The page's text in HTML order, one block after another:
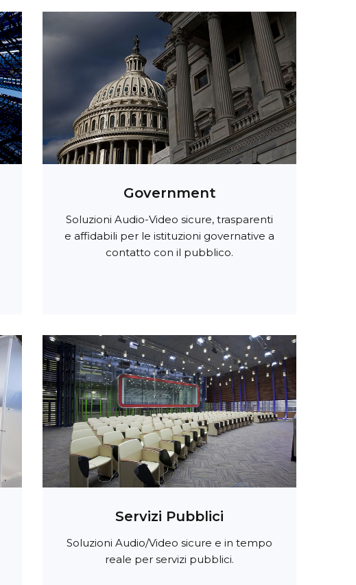
Government
Soluzioni Audio-Video sicure, trasparenti
e affidabili per le istituzioni governative a
contatto con il pubblico.
Servizi Pubblici
Soluzioni Audio/Video sicure e in tempo
reale per servizi pubblici.